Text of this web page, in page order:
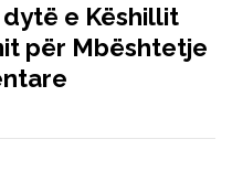
e Këshillit
për Mbështetje